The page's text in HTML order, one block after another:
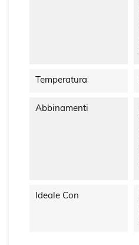
Temperatura
Abbinamenti
Ideale Con